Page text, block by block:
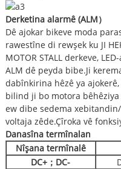
Derketina alarmê (ALM）
Dê ajokar bikeve moda
rawestîne di rewşek ku JI
MOTOR STALL derkeve,
ALM dê peyda bibe.Ji
dabînkirina hêzê ya
bilind ji bo motora
ew dibe sedema
voltaja zêde.Çîroka vê
Danasîna termînalan
Nîşana termînalê
DC+ ； DC-